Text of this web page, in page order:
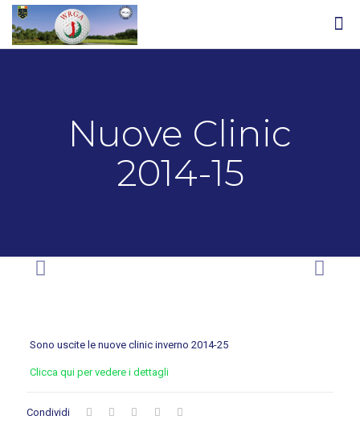
Nuove Clinic
2014-15
Sono uscite le nuove clinic inverno 2014-25
Clicca qui per vedere i dettagli
Condividi